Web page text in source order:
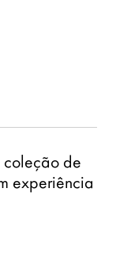
coleção de
experiência